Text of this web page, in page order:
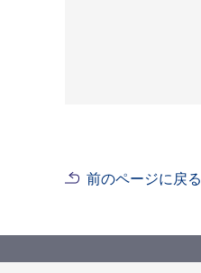
前のページに戻る